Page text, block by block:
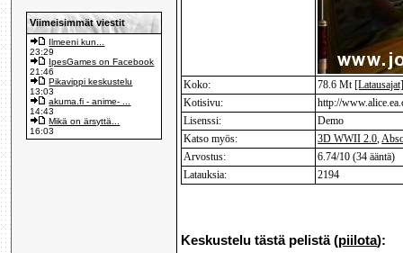
Viimeisimmät viestit
Ilmeeni kun...
23:29
IpesGames on Facebook
21:46
Pikavippi keskustelu
13:03
akuma.fi - anime- ...
14:43
Mikä on ärsyttä...
16:03
Koko: 78.6 Mt
Kotisivu:
http://
Lisenssi:
Demo
Katso myös:
3D WWII 2.0,
Arvostus:
6.74/10 (34 ääntä)
Latauksia:
2194
Keskustelu tästä pelistä (piilota):